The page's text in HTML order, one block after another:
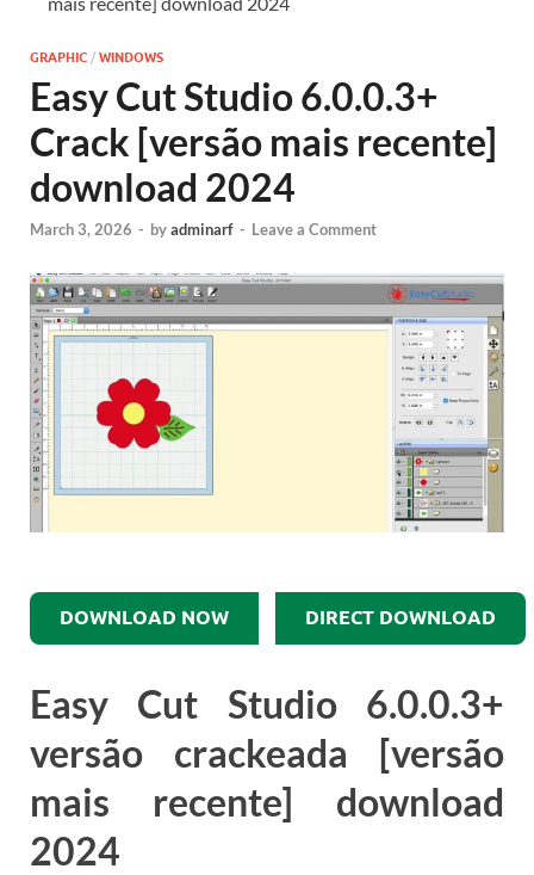
GRAPHIC / WINDOWS
Easy Cut Studio 6.0.0.3+
Crack [versão mais recente]
download 2024
March 3, 2026 - byadminarf - Leave a Comment
DOWNLOAD NOW DIRECT DOWNLOAD
Easy Cut Studio 6.0.0.3+
versão crackeada [versão
mais recente] download
2024